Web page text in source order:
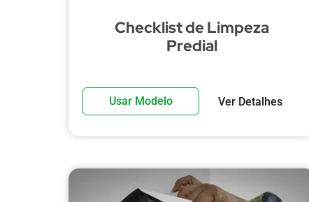
Checklist de Limpeza
Predial
Usar Modelo Ver Detalhes